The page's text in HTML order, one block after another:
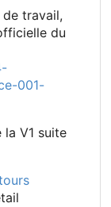
travail,
du
001-
V1 suite